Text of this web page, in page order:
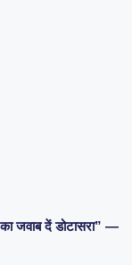
जवाब दें डोटासरा” —